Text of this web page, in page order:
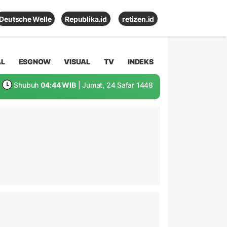
Deutsche Welle Republika.id retizen.id
ESGNOW VISUAL TV INDEKS
Shubuh 04:44 WIB | Jumat, 24 Safar 1448